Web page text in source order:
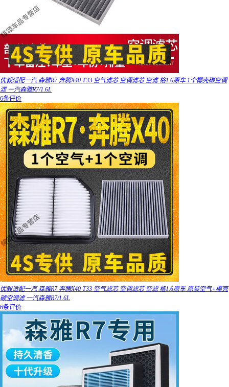
优毅适配一汽 森雅R7 奔腾X40 T33 空气滤芯 空调滤芯 空滤 格1.6原车 1个椰壳碳空调
滤 一汽森雅R7/1.6L
6条评价
优毅适配一汽 森雅R7 奔腾X40 T33 空气滤芯 空调滤芯 空滤 格1.6原车 原装空气+椰壳
碳空调滤 一汽森雅R7/1.6L
6条评价